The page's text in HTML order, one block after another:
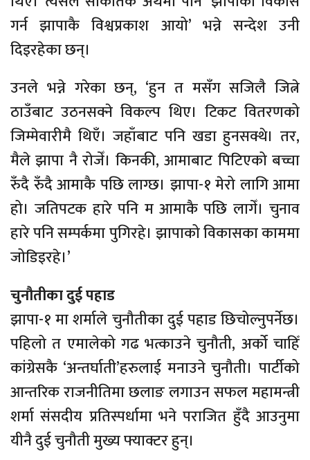
गर्न झापाकै विश्वप्रकाश आयो’ भन्ने सन्देश उनी
दिइरहेका छन्।
उनले भन्ने गरेका छन्, ‘हुन त मसँग सजिलै जित्ने
ठाउँबाट उठनसक्ने विकल्प थिए। टिकट वितरणको
जिम्मेवारीमै थिएँ। जहाँबाट पनि खडा हुनसक्थे। तर,
मैले झापा नै रोजेँ। किनकी, आमाबाट पिटिएको बच्चा
रुँदै रुँदै आमाकै पछि लाग्छ। झापा-१ मेरो लागि आमा
हो। जतिपटक हारे पनि म आमाकै पछि लागेँ। चुनाव
हारे पनि सम्पर्कमा पुगिरहे। झापाको विकासका काममा
जोडिइरहे।’
चुनौतीका दुई पहाड
झापा-१ मा शर्माले चुनौतीका दुई पहाड छिचोल्नुपर्नेछ।
पहिलो त एमालेको गढ भत्काउने चुनौती, अर्को चाहिँ
कांग्रेसकै ‘अन्तर्घाती’हरुलाई मनाउने चुनौती। पार्टीको
आन्तरिक राजनीतिमा छलाङ लगाउन सफल महामन्त्री
शर्मा संसदीय प्रतिस्पर्धामा भने पराजित हुँदै आउनुमा
यीनै दुई चुनौती मुख्य फ्याक्टर हुन्।